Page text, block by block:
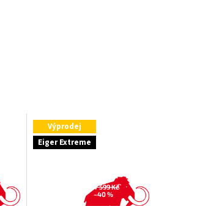
Výprodej
Eiger Extreme
7 599 Kč
–40 %